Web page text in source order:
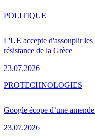
L'UE accepte d'assouplir les
résistance de la Grèce
23.07.2026
POLITIQUE
Google écope d’une
23.07.2026
PROTECHNOLOGIES